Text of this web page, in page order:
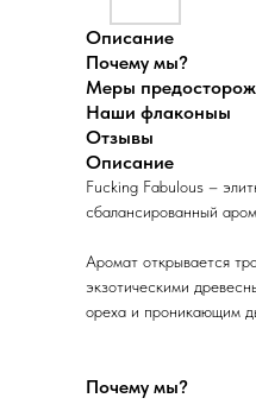
Описание
Почему мы?
Меры
Наши флаконыы
Отзывы
Описание
Fucking Fabulous –
сбалансированный
Аромат открывается
экзотическими
ореха и проникающим
Почему мы?